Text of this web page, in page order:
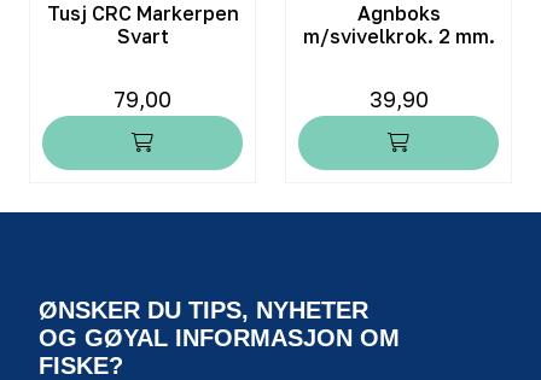
Tusj CRC Markerpen
Svart
79,00
Agnboks
m/svivelkrok. 2 mm.
39,90
ØNSKER DU TIPS, NYHETER
OG GØYAL INFORMASJON OM
FISKE?